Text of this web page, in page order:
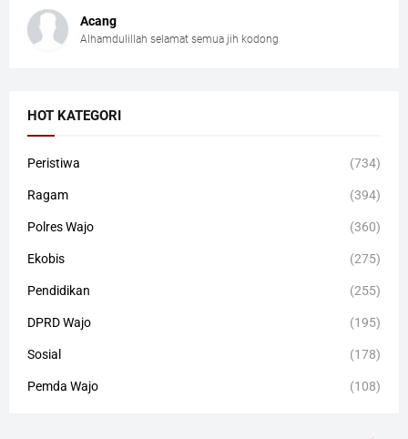
Acang
Alhamdulillah selamat semua jih kodong
HOT KATEGORI
Peristiwa (734)
Ragam (394)
Polres Wajo (360)
Ekobis (275)
Pendidikan (255)
DPRD Wajo (195)
Sosial (178)
Pemda Wajo (108)